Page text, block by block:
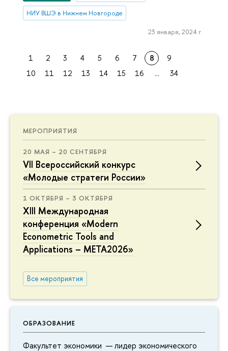
МЕРОПРИЯТИЯ
20 МАЯ – 20 СЕНТЯБРЯ
VII Всероссийский конкурс
«Молодые стратеги России»
1 ОКТЯБРЯ – 3 ОКТЯБРЯ
XIII Международная
конференция «Modern
Econometric Tools and
Applications – META2026»
Все мероприятия
ОБРАЗОВАНИЕ
Факультет экономики — лидер экономического
НИУ ВШЭ в Нижнем Новгороде
23 января, 2024 г.
1 2 3 4 5 6 7 8
9
10
11 12 13 14 15 16 ... 34